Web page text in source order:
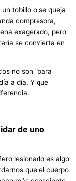
tobillo o se queja
compresora,
exagerado, pero
se convierta en
no son “para
a día. Y que
de uno
lesionado es algo
que el cuerpo